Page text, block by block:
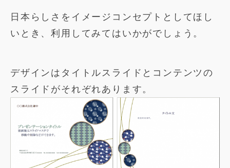
日本らしさをイメージコンセプトとしてほし
いとき、利用してみてはいかがでしょう。
デザインはタイトルスライドとコンテンツの
スライドがそれぞれあります。